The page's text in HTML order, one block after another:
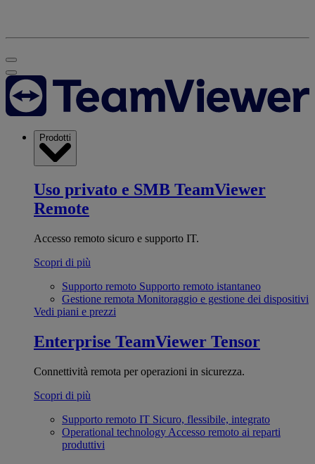
Prodotti
Uso privato e SMB TeamViewer
Remote
Accesso remoto sicuro e supporto IT.
Scopri di più
Supporto remoto Supporto remoto istantaneo
Gestione remota Monitoraggio e gestione dei dispositivi
Vedi piani e prezzi
Enterprise TeamViewer Tensor
Connettività remota per operazioni in sicurezza.
Scopri di più
Supporto remoto IT Sicuro, flessibile, integrato
Operational technology Accesso remoto ai reparti
produttivi